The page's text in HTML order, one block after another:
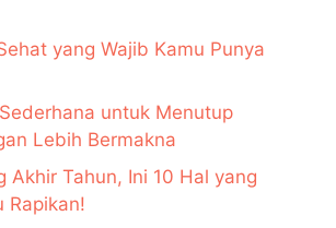
yang Wajib Kamu Punya
untuk Menutup
Lebih Bermakna
Akhir Tahun, Ini 10 Hal yang
Rapikan!